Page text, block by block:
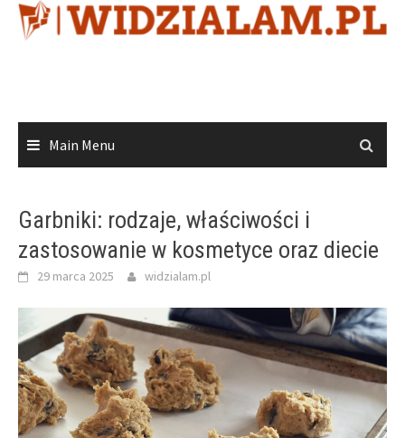
Skip
Main Menu
Garbniki: rodzaje, właściwości i
zastosowanie w kosmetyce oraz diecie
29 marca 2025 widzialam.pl